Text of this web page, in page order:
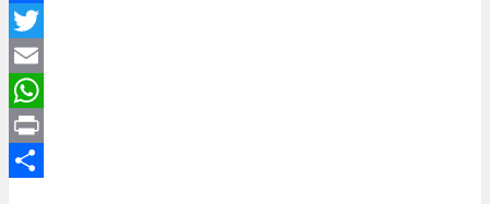
Facebook
Twitter
Email
WhatsApp
Print